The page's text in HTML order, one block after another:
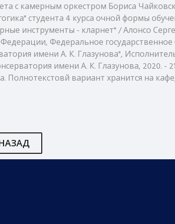
с камерным оркестром Бориса
студента 4 курса очной формы
инструменты - кларнет" / Алонсо
Федеральное
имени А. К. Глазунова",
имени А. К. Глазунова, 2020. -
вариант хранится на